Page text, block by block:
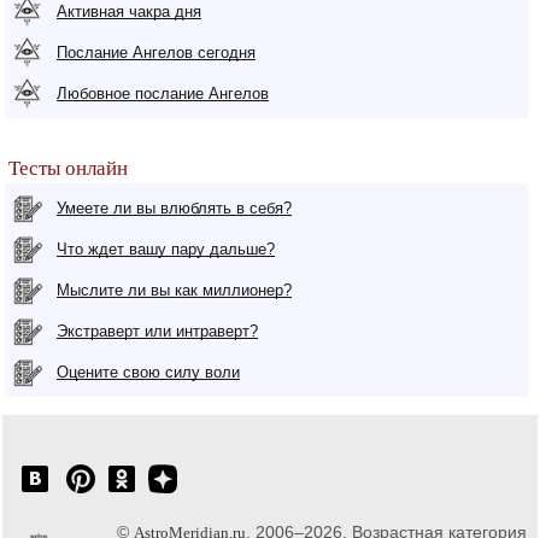
Активная чакра дня
Послание Ангелов сегодня
Любовное послание Ангелов
Тесты онлайн
Умеете ли вы влюблять в себя?
Что ждет вашу пару дальше?
Мыслите ли вы как миллионер?
Экстраверт или интраверт?
Оцените свою силу воли
© AstroMeridian.ru , 2006–2026. Возрастная категория